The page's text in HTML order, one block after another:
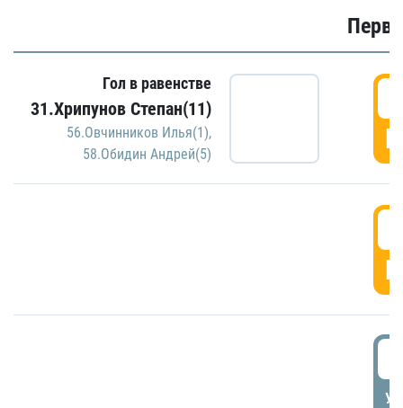
Гол в равенстве
31.Хрипунов Степан(11)
56.Овчинников Илья(1),
58.Обидин Андрей(5)